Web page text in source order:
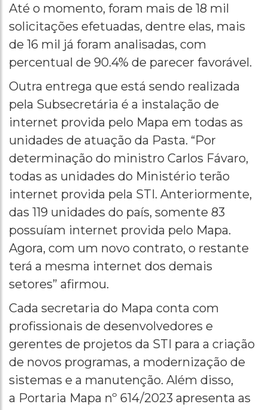
Até o momento, foram mais de 18 mil
solicitações efetuadas, dentre elas, mais
de 16 mil já foram analisadas, com
percentual de 90.4% de parecer favorável.
Outra entrega que está sendo realizada
pela Subsecretária é a instalação de
internet provida pelo Mapa em todas as
unidades de atuação da Pasta. “Por
determinação do ministro Carlos Fávaro,
todas as unidades do Ministério terão
internet provida pela STI. Anteriormente,
das 119 unidades do país, somente 83
possuíam internet provida pelo Mapa.
Agora, com um novo contrato, o restante
terá a mesma internet dos demais
setores” afirmou.
Cada secretaria do Mapa conta com
profissionais de desenvolvedores e
gerentes de projetos da STI para a criação
de novos programas, a modernização de
sistemas e a manutenção. Além disso,
a Portaria Mapa nº 614/2023 apresenta as